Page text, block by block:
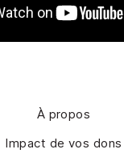
À propos
Impact de vos dons